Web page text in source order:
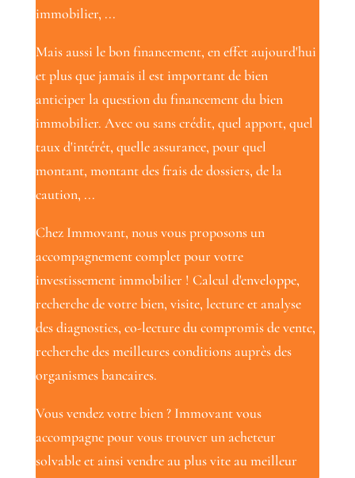
immobilier, ...
Mais aussi le bon financement, en effet aujourd'hui
et plus que jamais il est important de bien
anticiper la question du financement du bien
immobilier. Avec ou sans crédit, quel apport, quel
taux d'intérêt, quelle assurance, pour quel
montant, montant des frais de dossiers, de la
caution, ...
Chez Immovant, nous vous proposons un
accompagnement complet pour votre
investissement immobilier ! Calcul d'enveloppe,
recherche de votre bien, visite, lecture et analyse
des diagnostics, co-lecture du compromis de vente,
recherche des meilleures conditions auprès des
organismes bancaires.
Vous vendez votre bien ? Immovant vous
accompagne pour vous trouver un acheteur
solvable et ainsi vendre au plus vite au meilleur